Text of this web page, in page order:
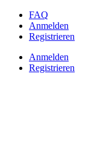
FAQ
Anmelden
Registrieren
Anmelden
Registrieren